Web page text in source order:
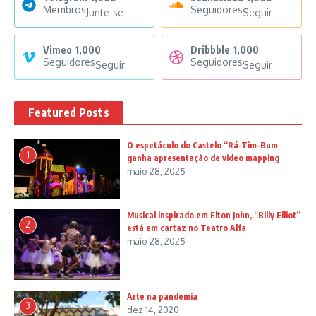
MembrosJunte-se
SeguidoresSeguir
Vimeo 1,000
SeguidoresSeguir
Dribbble 1,000
SeguidoresSeguir
Featured Posts
1
O espetáculo do Castelo “Rá-Tim-Bum
ganha apresentação de video mapping
maio 28, 2025
2
Musical inspirado em Elton John, “Billy Elliot”
está em cartaz no Teatro Alfa
maio 28, 2025
3
Arte na pandemia
dez 14, 2020